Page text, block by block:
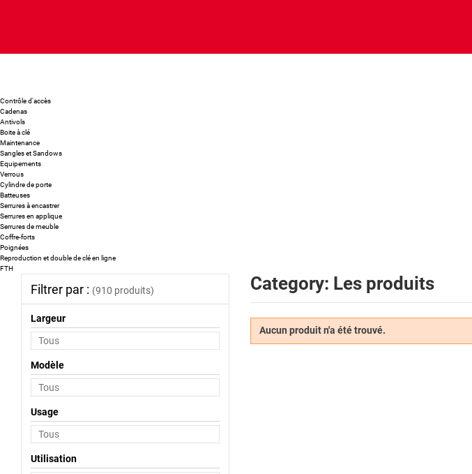
Contrôle d'accès
Cadenas
Antivols
Boite à clé
Maintenance
Sangles et Sandows
Equipements
Verrous
Cylindre de porte
Batteuses
Serrures à encastrer
Serrures en applique
Serrures de meuble
Coffre-forts
Poignées
Reproduction et double de clé en ligne
FTH
Category: Les produits
Aucun produit n'a été trouvé.
Filtrer par : (910 produits)
Largeur
Modèle
Usage
Utilisation